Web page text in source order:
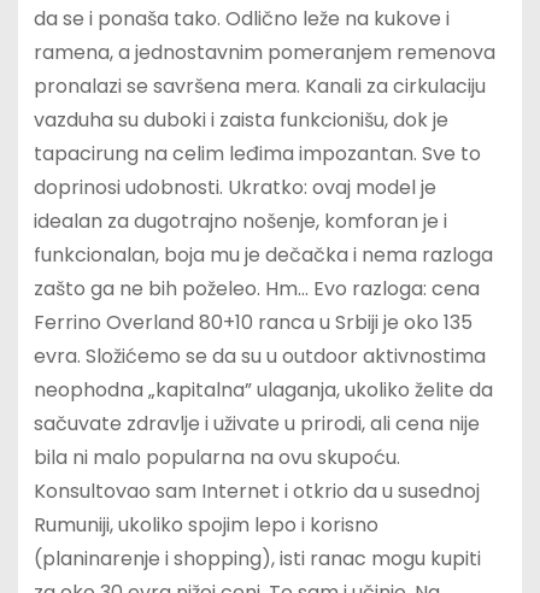
da se i ponaša tako. Odlično leže na kukove i
ramena, a jednostavnim pomeranjem remenova
pronalazi se savršena mera. Kanali za cirkulaciju
vazduha su duboki i zaista funkcionišu, dok je
tapacirung na celim leđima impozantan. Sve to
doprinosi udobnosti. Ukratko: ovaj model je
idealan za dugotrajno nošenje, komforan je i
funkcionalan, boja mu je dečačka i nema razloga
zašto ga ne bih poželeo. Hm… Evo razloga: cena
Ferrino Overland 80+10 ranca u Srbiji je oko 135
evra. Složićemo se da su u outdoor aktivnostima
neophodna „kapitalna” ulaganja, ukoliko želite da
sačuvate zdravlje i uživate u prirodi, ali cena nije
bila ni malo popularna na ovu skupoću.
Konsultovao sam Internet i otkrio da u susednoj
Rumuniji, ukoliko spojim lepo i korisno
(planinarenje i shopping), isti ranac mogu kupiti